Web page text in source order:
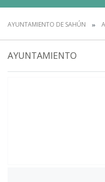
AYUNTAMIENTO DE SAHÚN
AYUNTAMIENTO